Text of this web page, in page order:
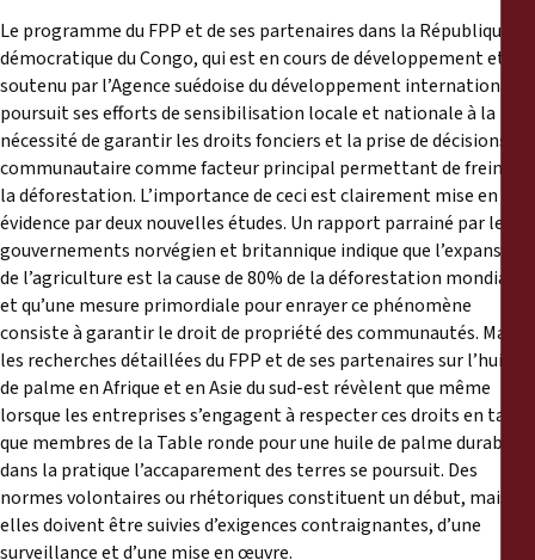
Le programme du FPP et de ses partenaires dans la République
démocratique du Congo, qui est en cours de développement et est
soutenu par l’Agence suédoise du développement international,
poursuit ses efforts de sensibilisation locale et nationale à la
nécessité de garantir les droits fonciers et la prise de décisions
communautaire comme facteur principal permettant de freiner
la déforestation. L’importance de ceci est clairement mise en
évidence par deux nouvelles études. Un rapport parrainé par les
gouvernements norvégien et britannique indique que l’expansion
de l’agriculture est la cause de 80% de la déforestation mondiale
et qu’une mesure primordiale pour enrayer ce phénomène
consiste à garantir le droit de propriété des communautés. Mais
les recherches détaillées du FPP et de ses partenaires sur l’huile
de palme en Afrique et en Asie du sud-est révèlent que même
lorsque les entreprises s’engagent à respecter ces droits en tant
que membres de la Table ronde pour une huile de palme durable,
dans la pratique l’accaparement des terres se poursuit. Des
normes volontaires ou rhétoriques constituent un début, mais
elles doivent être suivies d’exigences contraignantes, d’une
surveillance et d’une mise en œuvre.